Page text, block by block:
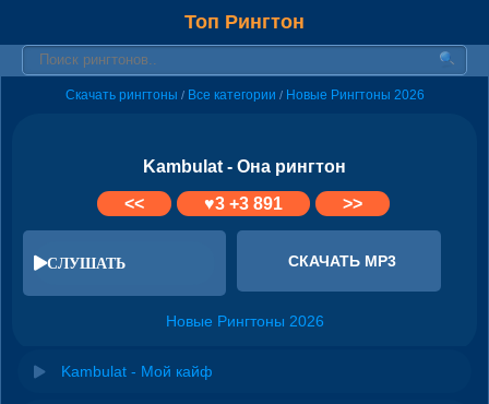
Топ Рингтон
Скачать рингтоны / Все категории / Новые Рингтоны 2026
Kambulat - Она рингтон
<<
♥3 +3 891 >>
СЛУШАТЬ СКАЧАТЬ MP3
Новые Рингтоны 2026
Kambulat - Мой кайф